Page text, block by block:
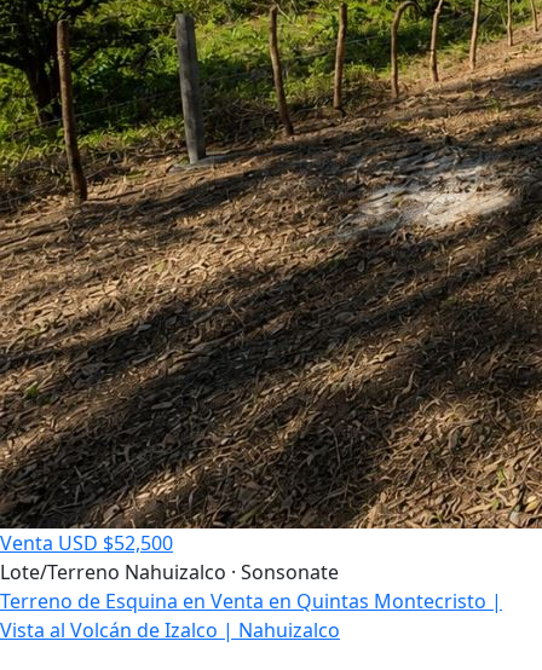
Venta USD $52,500
Lote/Terreno Nahuizalco · Sonsonate
Terreno de Esquina en Venta en Quintas Montecristo |
Vista al Volcán de Izalco | Nahuizalco